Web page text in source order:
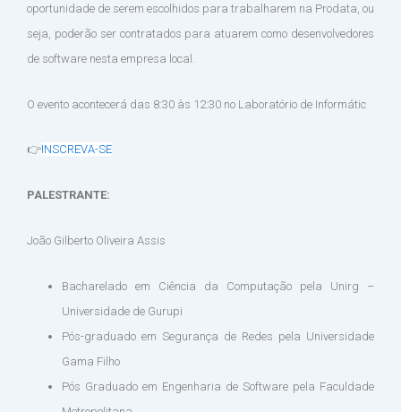
oportunidade de serem escolhidos para trabalharem na Prodata, ou
seja, poderão ser contratados para atuarem como desenvolvedores
de software nesta empresa local.
O evento acontecerá das 8:30 às 12:30 no Laboratório de Informátic
👉INSCREVA-SE
PALESTRANTE:
João Gilberto Oliveira Assis
Bacharelado em Ciência da Computação pela Unirg –
Universidade de Gurupi
Pós-graduado em Segurança de Redes pela Universidade
Gama Filho
Pós Graduado em Engenharia de Software pela Faculdade